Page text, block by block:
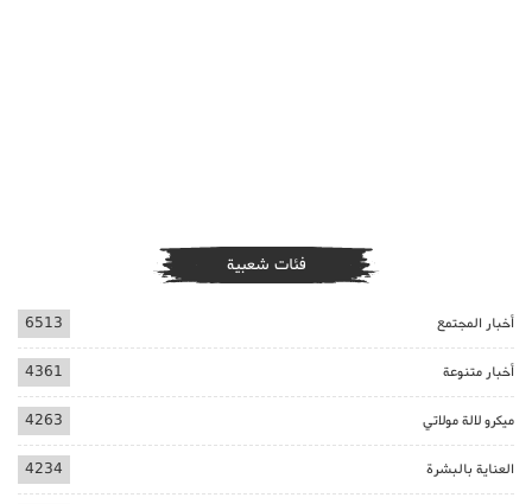
فئات شعبية
أخبار المجتمع 6513
أخبار متنوعة 4361
ميكرو لالة مولاتي 4263
العناية بالبشرة 4234